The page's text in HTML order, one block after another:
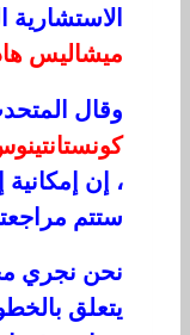
الاستشارية
ميشاليس
وقال
، إن
ستتم
نحن نجري
يتعلق